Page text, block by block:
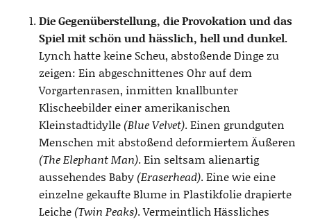
Die Gegenüberstellung, die Provokation und das
Spiel mit schön und hässlich, hell und dunkel.
Lynch hatte keine Scheu, abstoßende Dinge zu
zeigen: Ein abgeschnittenes Ohr auf dem
Vorgartenrasen, inmitten knallbunter
Klischeebilder einer amerikanischen
Kleinstadtidylle (Blue Velvet). Einen grundguten
Menschen mit abstoßend deformiertem Äußeren
(The Elephant Man). Ein seltsam alienartig
aussehendes Baby (Eraserhead). Eine wie eine
einzelne gekaufte Blume in Plastikfolie drapierte
Leiche (Twin Peaks). Vermeintlich Hässliches